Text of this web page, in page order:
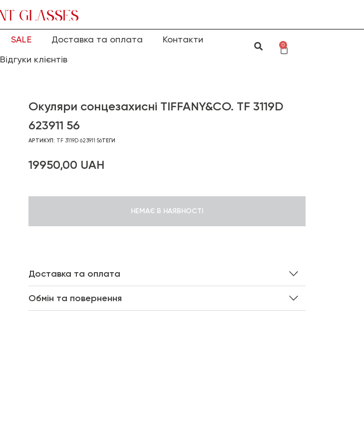
SALE Доставка та оплата
Контакти
Відгуки клієнтів
0
Окуляри сонцезахисні TIFFANY&CO. TF 3119D
623911 56
АРТИКУЛ: TF 3119D 623911 56ТЕГИ
19950,00 UAH
НЕМАЄ В НАЯВНОСТІ
Доставка та оплата
Обмін та повернення